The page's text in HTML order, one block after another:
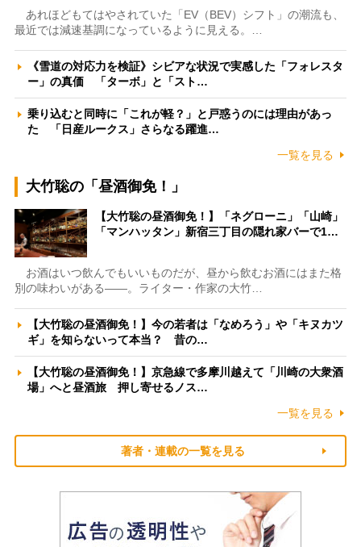
あれほどもてはやされていた「EV（BEV）シフト」の潮流も、
最近では減速基調になっているように見える。…
《雪道の対応力を検証》シビアな状況で実感した「フォレスタ
ー」の真価 「ターボ」と「スト…
乗り込むと同時に「これが軽？」と戸惑うのには理由があっ
た 「日産ルークス」さらなる躍進…
一覧を見る
大竹聡の「昼酒御免！」
【大竹聡の昼酒御免！】「ネグローニ」「山崎」
「マンハッタン」新宿三丁目の隠れ家バーで1…
お酒はいつ飲んでもいいものだが、昼から飲むお酒にはまた格
別の味わいがある――。ライター・作家の大竹…
【大竹聡の昼酒御免！】今の若者は「なめろう」や「キヌカツ
ギ」を知らないって本当？ 昔の…
【大竹聡の昼酒御免！】京急線で多摩川越えて「川崎の大衆酒
場」へと昼酒旅 押し寄せるノス…
一覧を見る
著者・連載の一覧を見る